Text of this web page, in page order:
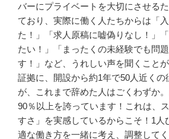
バーにプライベートを大切にさせる
ており、実際に働く人たちからは「
た！」「求人原稿に嘘偽りなし！」
たい！」「まったくの未経験でも問
す！」など、うれしい声を聞くこと
証拠に、開設から約1年で50人近くの
が、これまで辞めた人はごくわずか
90％以上を誇っています！これは、
すさ」を実感しているからこそ！1人
適な働き方を一緒に考え、調整して